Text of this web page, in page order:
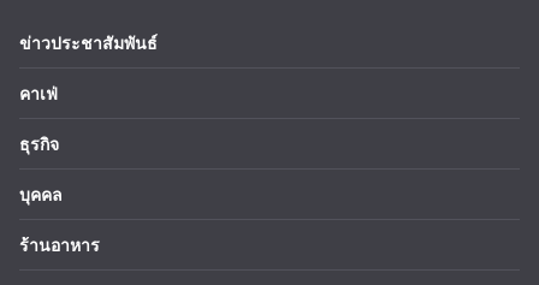
ข่าวประชาสัมพันธ์
คาเฟ่
ธุรกิจ
บุคคล
ร้านอาหาร